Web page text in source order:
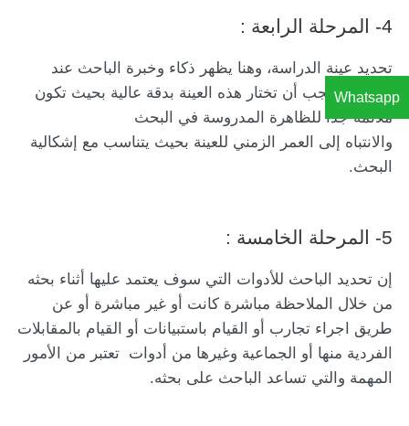
Whatsapp
4- المرحلة الرابعة :
تحديد عينة الدراسة، وهنا يظهر ذكاء وخبرة الباحث عند
تحديدها فيجب أن تختار هذه العينة بدقة عالية بحيث تكون
ملائمة جدا للظاهرة المدروسة في البحث
والانتباه إلى العمر الزمني للعينة بحيث يتناسب مع إشكالية
البحث.
5- المرحلة الخامسة :
إن تحديد الباحث للأدوات التي سوف يعتمد عليها أثناء بحثه
من خلال الملاحظة مباشرة كانت أو غير مباشرة أو عن
طريق اجراء تجارب أو القيام باستبيانات أو القيام بالمقابلات
الفردية منها أو الجماعية وغيرها من أدوات تعتبر من الأمور
المهمة والتي تساعد الباحث على بحثه.